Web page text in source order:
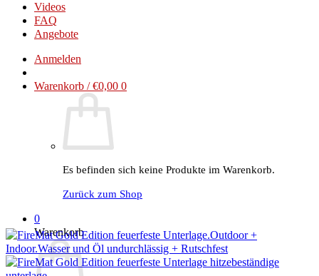
Videos
FAQ
Angebote
Anmelden
Warenkorb /€0,00 0
Es befinden sich keine Produkte im Warenkorb.
Zurück zum Shop
0
Warenkorb